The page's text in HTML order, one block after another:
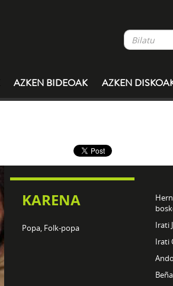
AZKEN BIDEOAK AZKEN
KARENA
Popa, Folk-popa
Irati
Irati